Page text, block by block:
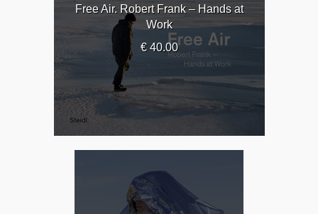
Free Air. Robert Frank – Hands at
Work
€ 40.00